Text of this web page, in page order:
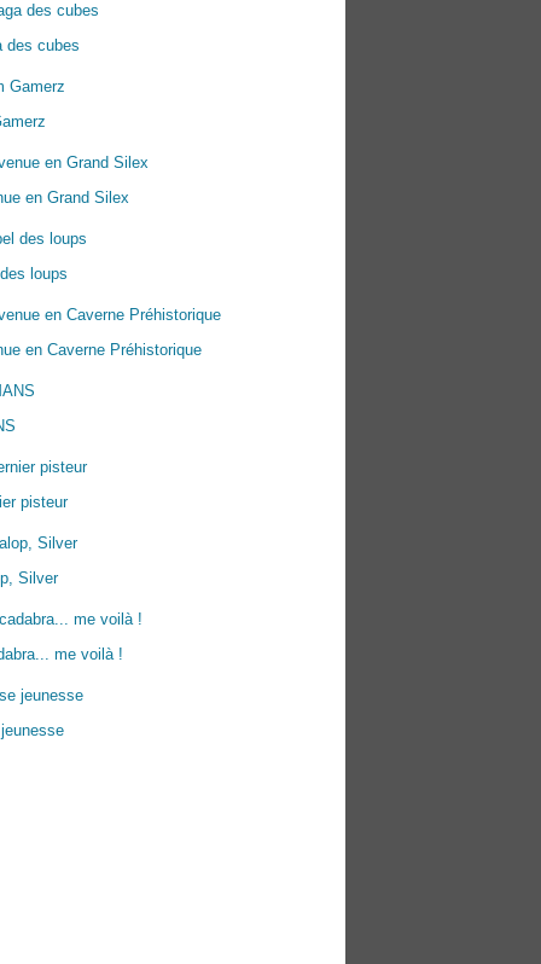
des cubes
en Grand Silex
loups
en Caverne Préhistorique
pisteur
Silver
me voilà !